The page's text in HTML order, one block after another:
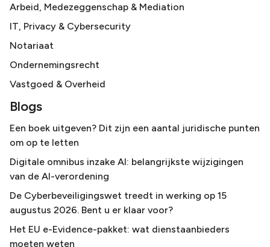
Arbeid, Medezeggenschap & Mediation
IT, Privacy & Cybersecurity
Notariaat
Ondernemingsrecht
Vastgoed & Overheid
Blogs
Een boek uitgeven? Dit zijn een aantal juridische punten
om op te letten
Digitale omnibus inzake AI: belangrijkste wijzigingen
van de AI-verordening
De Cyberbeveiligingswet treedt in werking op 15
augustus 2026. Bent u er klaar voor?
Het EU e-Evidence-pakket: wat dienstaanbieders
moeten weten